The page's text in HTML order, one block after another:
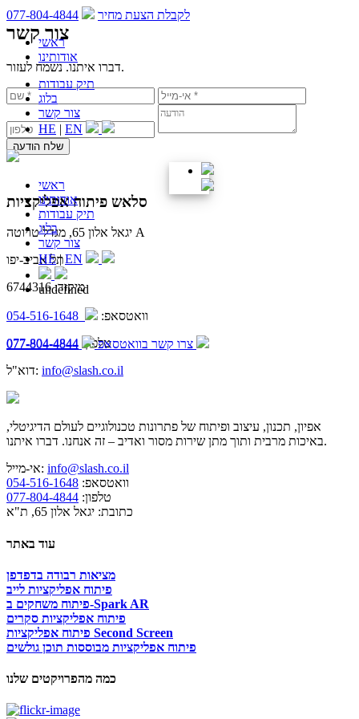
לקבלת הצעת מחיר
077-804-4844
ראשי
אודותינו
תיק עבודות
בלוג
צור קשר
HE | EN
ראשי
אודותינו
תיק עבודות
בלוג
צור קשר
HE | EN
undefined
צרו קשר בוואטסאפ 077-804-4844
צור קשר
דברו איתנו. נשמח לעזור.
שלח הודעה
סלאש פיתוח אפליקציות
יגאל אלון 65, מגדל טויוטה A
תל אביב-יפו
מיקוד: 6744316
וואטסאפ:
054-516-1648
טלפון: 077-804-4844
דוא"ל: info@slash.co.il
אפיון, תכנון, עיצוב ופיתוח של פתרונות טכנולוגיים לעולם הדיגיטלי,
באיכות מרבית ותוך מתן שירות מסור ואדיב – זה אנחנו. דברו איתנו.
אי-מייל: info@slash.co.il
וואטסאפ: 054-516-1648
טלפון: 077-804-4844
כתובת: יגאל אלון 65, ת"א
עוד באתר
מציאות רבודה בדפדפן
פיתוח אפליקציות לייב
פיתוח משחקים ב-Spark AR
פיתוח אפליקציות סקרים
פיתוח אפליקציות Second Screen
פיתוח אפליקציות מבוססות תוכן גולשים
כמה מהפרויקטים שלנו